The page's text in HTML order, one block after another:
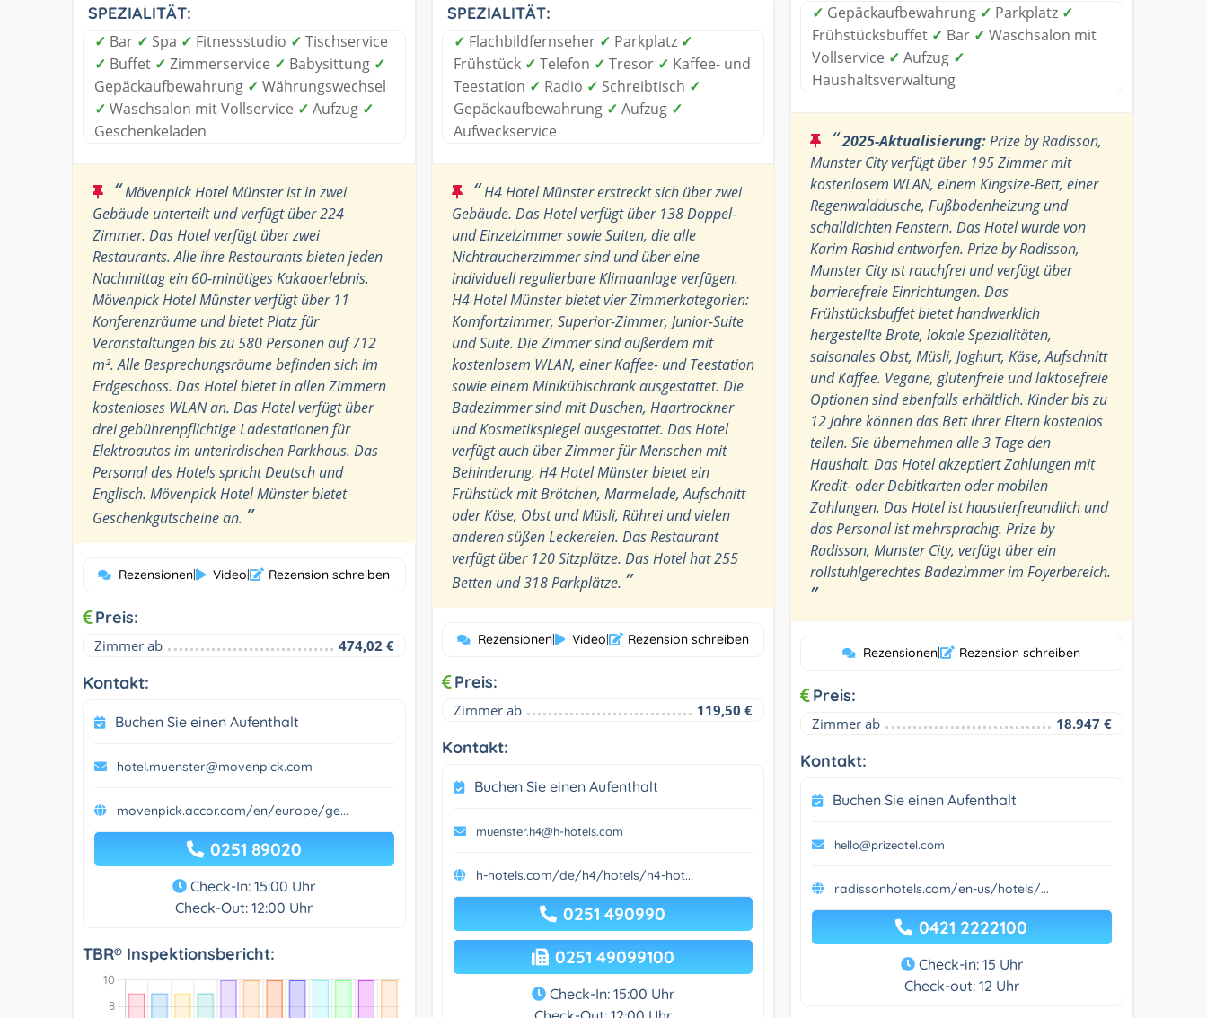
SPEZIALITÄT:
✓ Bar ✓ Spa ✓ Fitnessstudio ✓ Tischservice
✓ Buffet ✓ Zimmerservice ✓ Babysittung ✓
Gepäckaufbewahrung ✓ Währungswechsel
✓ Waschsalon mit Vollservice ✓ Aufzug ✓
Geschenkeladen
“Mövenpick Hotel Münster ist in zwei
Gebäude unterteilt und verfügt über 224
Zimmer. Das Hotel verfügt über zwei
Restaurants. Alle ihre Restaurants bieten jeden
Nachmittag ein 60-minütiges Kakaoerlebnis.
Mövenpick Hotel Münster verfügt über 11
Konferenzräume und bietet Platz für
Veranstaltungen bis zu 580 Personen auf 712
m². Alle Besprechungsräume befinden sich im
Erdgeschoss. Das Hotel bietet in allen Zimmern
kostenloses WLAN an. Das Hotel verfügt über
drei gebührenpflichtige Ladestationen für
Elektroautos im unterirdischen Parkhaus. Das
Personal des Hotels spricht Deutsch und
Englisch. Mövenpick Hotel Münster bietet
Geschenkgutscheine an. ”
Rezensionen| Video| Rezension schreiben
Preis:
Zimmer ab 474,02 €
Kontakt:
Buchen Sie einen Aufenthalt
hotel.muenster@movenpick.com
movenpick.accor.com/en/europe/ge...
0251 89020
Check-In: 15:00 Uhr
Check-Out: 12:00 Uhr
TBR® Inspektionsbericht:
SPEZIALITÄT:
✓ Flachbildfernseher ✓ Parkplatz ✓
Frühstück ✓ Telefon ✓ Tresor ✓ Kaffee- und
Teestation ✓ Radio ✓ Schreibtisch ✓
Gepäckaufbewahrung ✓ Aufzug ✓
Aufweckservice
“H4 Hotel Münster erstreckt sich über zwei
Gebäude. Das Hotel verfügt über 138 Doppel-
und Einzelzimmer sowie Suiten, die alle
Nichtraucherzimmer sind und über eine
individuell regulierbare Klimaanlage verfügen.
H4 Hotel Münster bietet vier Zimmerkategorien:
Komfortzimmer, Superior-Zimmer, Junior-Suite
und Suite. Die Zimmer sind außerdem mit
kostenlosem WLAN, einer Kaffee- und Teestation
sowie einem Minikühlschrank ausgestattet. Die
Badezimmer sind mit Duschen, Haartrockner
und Kosmetikspiegel ausgestattet. Das Hotel
verfügt auch über Zimmer für Menschen mit
Behinderung. H4 Hotel Münster bietet ein
Frühstück mit Brötchen, Marmelade, Aufschnitt
oder Käse, Obst und Müsli, Rührei und vielen
anderen süßen Leckereien. Das Restaurant
verfügt über 120 Sitzplätze. Das Hotel hat 255
Betten und 318 Parkplätze. ”
Rezensionen| Video| Rezension schreiben
Preis:
Zimmer ab 119,50 €
Kontakt:
Buchen Sie einen Aufenthalt
muenster.h4@h-hotels.com
h-hotels.com/de/h4/hotels/h4-hot...
0251 490990
0251 49099100
Check-In: 15:00 Uhr
✓ Gepäckaufbewahrung ✓ Parkplatz ✓
Frühstücksbuffet ✓ Bar ✓ Waschsalon mit
Vollservice ✓ Aufzug ✓
Haushaltsverwaltung
“2025-Aktualisierung:Prize by Radisson,
Munster City verfügt über 195 Zimmer mit
kostenlosem WLAN, einem Kingsize-Bett, einer
Regenwalddusche, Fußbodenheizung und
schalldichten Fenstern. Das Hotel wurde von
Karim Rashid entworfen. Prize by Radisson,
Munster City ist rauchfrei und verfügt über
barrierefreie Einrichtungen. Das
Frühstücksbuffet bietet handwerklich
hergestellte Brote, lokale Spezialitäten,
saisonales Obst, Müsli, Joghurt, Käse, Aufschnitt
und Kaffee. Vegane, glutenfreie und laktosefreie
Optionen sind ebenfalls erhältlich. Kinder bis zu
12 Jahre können das Bett ihrer Eltern kostenlos
teilen. Sie übernehmen alle 3 Tage den
Haushalt. Das Hotel akzeptiert Zahlungen mit
Kredit- oder Debitkarten oder mobilen
Zahlungen. Das Hotel ist haustierfreundlich und
das Personal ist mehrsprachig. Prize by
Radisson, Munster City, verfügt über ein
rollstuhlgerechtes Badezimmer im Foyerbereich.
”
Rezensionen| Rezension schreiben
Preis:
Zimmer ab 18.947 €
Kontakt:
Buchen Sie einen Aufenthalt
hello@prizeotel.com
radissonhotels.com/en-us/hotels/...
0421 2222100
Check-in: 15 Uhr
Check-out: 12 Uhr